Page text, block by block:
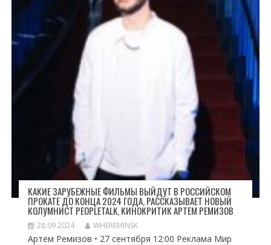
КАКИЕ ЗАРУБЕЖНЫЕ ФИЛЬМЫ ВЫЙДУТ В РОССИЙСКОМ
ПРОКАТЕ ДО КОНЦА 2024 ГОДА, РАССКАЗЫВАЕТ НОВЫЙ
КОЛУМНИСТ PEOPLETALK, КИНОКРИТИК АРТЕМ РЕМИЗОВ
28.09.2024 WHEREMINSK
Артём Ремизов • 27 сентября 12:00 Реклама Мир